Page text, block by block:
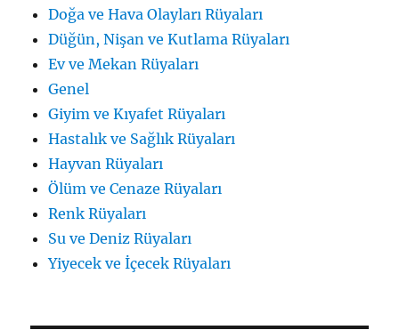
Doğa ve Hava Olayları Rüyaları
Düğün, Nişan ve Kutlama Rüyaları
Ev ve Mekan Rüyaları
Genel
Giyim ve Kıyafet Rüyaları
Hastalık ve Sağlık Rüyaları
Hayvan Rüyaları
Ölüm ve Cenaze Rüyaları
Renk Rüyaları
Su ve Deniz Rüyaları
Yiyecek ve İçecek Rüyaları